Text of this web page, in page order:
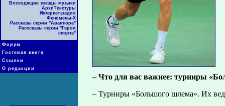
Восходящие звезды музыки
АрхиТекстуры
Интернет-радио
Феномены-Х
Рассказы серии "Авантюра"
Расссказы серии "Герои
спорта"
Форум
Гостевая книга
Ссылки
О редакции
– Что для вас важнее: турниры
– Турниры «Большого шлема». Их